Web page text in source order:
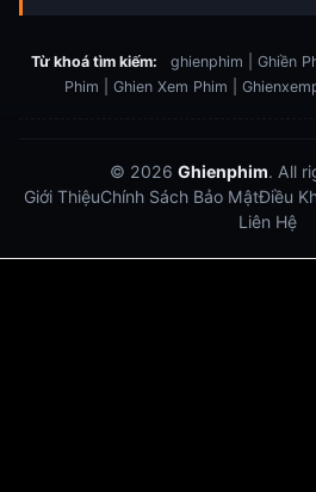
Từ khoá tìm kiếm:
ghienphim | Ghiền
Phim | Ghien Xem Phim |
© 2026 Ghienphim. All
Giới ThiệuChính Sách Bảo MậtĐiều
Liên Hệ